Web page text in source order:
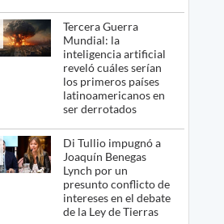
Tercera Guerra
Mundial: la
inteligencia artificial
reveló cuáles serían
los primeros países
latinoamericanos en
ser derrotados
Di Tullio impugnó a
Joaquín Benegas
Lynch por un
presunto conflicto de
intereses en el debate
de la Ley de Tierras